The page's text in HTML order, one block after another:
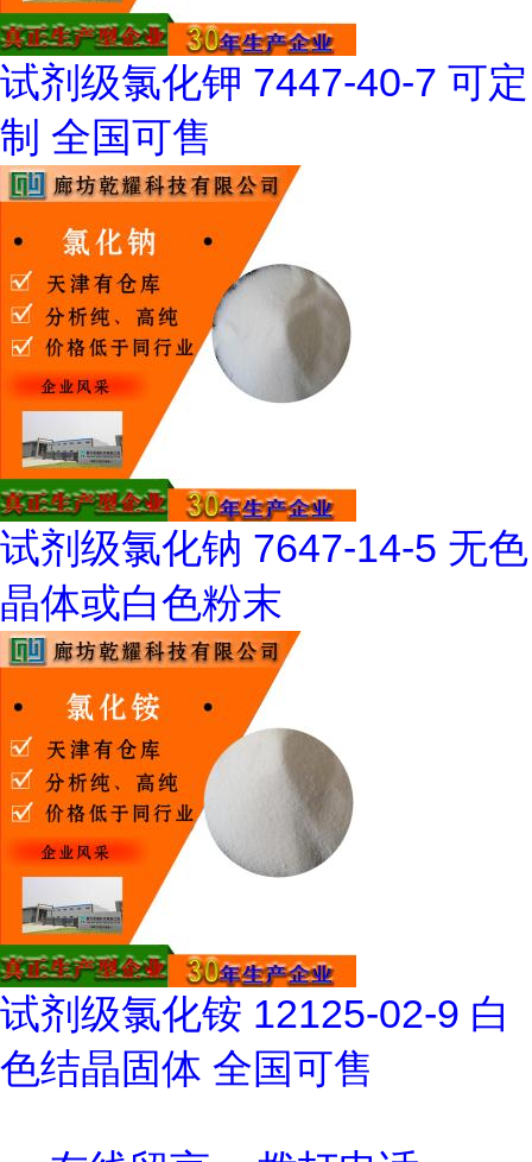
试剂级氯化钾 7447-40-7 可定
制 全国可售
试剂级氯化钠 7647-14-5 无色
晶体或白色粉末
试剂级氯化铵 12125-02-9 白
色结晶固体 全国可售